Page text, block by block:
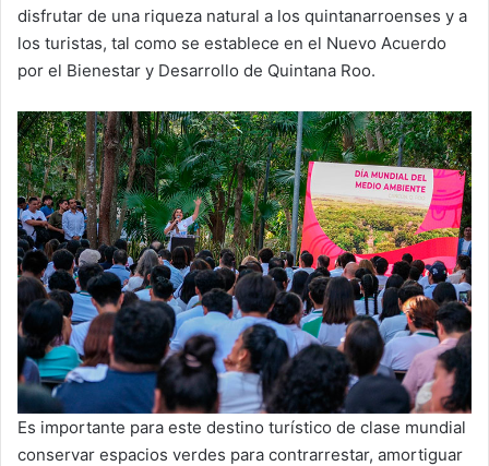
disfrutar de una riqueza natural a los quintanarroenses y a
los turistas, tal como se establece en el Nuevo Acuerdo
por el Bienestar y Desarrollo de Quintana Roo.
Es importante para este destino turístico de clase mundial
conservar espacios verdes para contrarrestar, amortiguar